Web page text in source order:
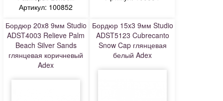
Артикул: 100852
Бордюр 20x8 9мм Studio
ADST4003 Relieve Palm
Beach Silver Sands
глянцевая коричневый
Adex
Бордюр 15x3 9мм Studio
ADST5123 Cubrecanto
Snow Cap глянцевая
белый Adex